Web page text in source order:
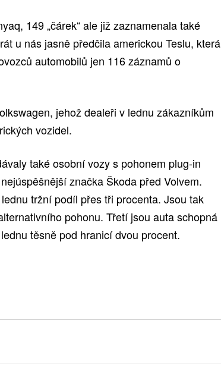
149 „čárek“ ale již zaznamenala také
u nás jasně předčila americkou Teslu, která
automobilů jen 116 záznamů o
jehož dealeři v lednu zákazníkům
vozidel.
také osobní vozy s pohonem plug-in
značka Škoda před Volvem.
tržní podíl přes tři procenta. Jsou tak
pohonu. Třetí jsou auta schopná
těsně pod hranicí dvou procent.